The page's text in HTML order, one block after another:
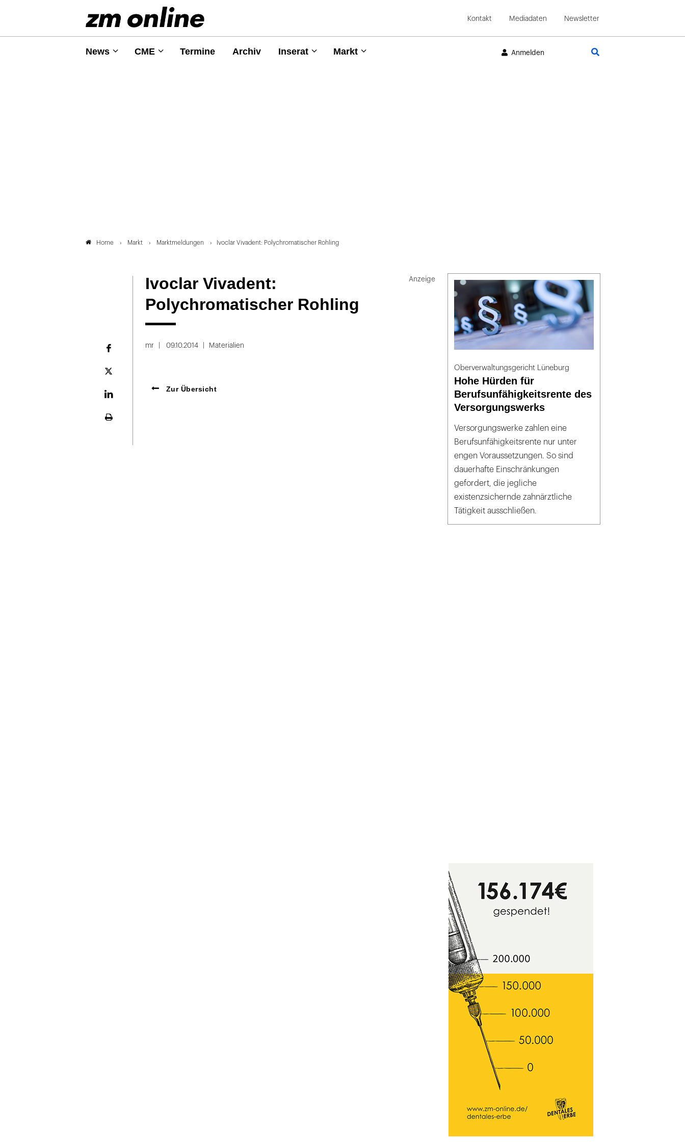
Kontakt Mediadaten Newsletter
News CME Termine Archiv Inserat Markt Anmelden
Home Markt Marktmeldungen Ivoclar Vivadent: Polychromatischer Rohling
Ivoclar Vivadent:
Polychromatischer Rohling
Plattform
mr 09.10.2014 Materialien
Zur Übersicht
Oberverwaltungsgericht Lüneburg
Hohe Hürden für
Berufsunfähigkeitsrente des
Versorgungswerks
Versorgungswerke zahlen eine
Berufsunfähigkeitsrente nur unter
engen Voraussetzungen. So sind
dauerhafte Einschränkungen
gefordert, die jegliche
existenzsichernde zahnärztliche
Tätigkeit ausschließen.